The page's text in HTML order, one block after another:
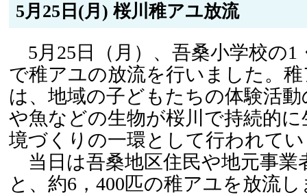
5月25日(月) 桜川稚アユ放流
5月25日（月）、吾桑小学校の1
で稚アユの放流を行いました。
は、地域の子どもたちの体験活
や魚などの生物が桜川で持続的
境づくりの一環として行われて
当日は吾桑地区住民や地元事業
と、約6，400匹の稚アユを放流